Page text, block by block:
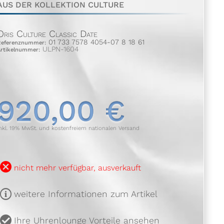
DER KOLLEKTION CULTURE
Culture Classic Date
01 733 7578 4054-07 8 18 61
ULPN-1604
€
19% MwSt. und kostenfreiem nationalen Versand
nicht mehr verfügbar, ausverkauft
weitere Informationen zum Artikel
Ihre Uhrenlounge Vorteile ansehen